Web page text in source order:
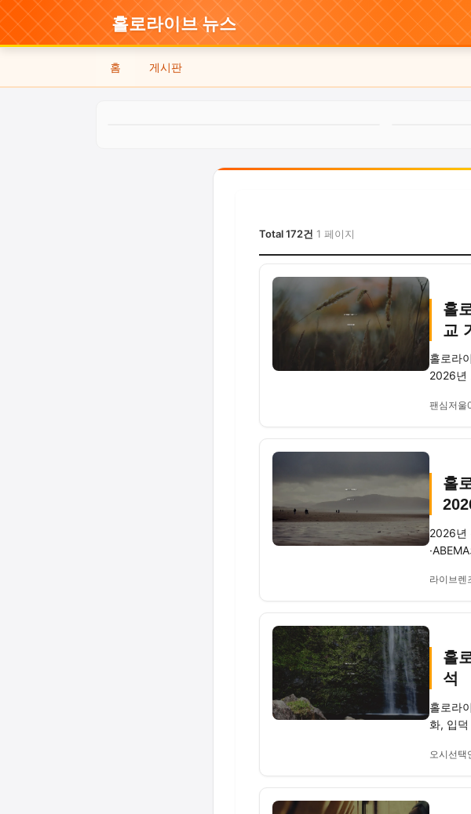
홀로라이브 뉴스
홈 게시판
Total 172건 1 페이지
홀
교
홀로라
2026년
팬심저울
홀
2026년
라이브렌
홀
석
홀로라
화, 입
오시선택